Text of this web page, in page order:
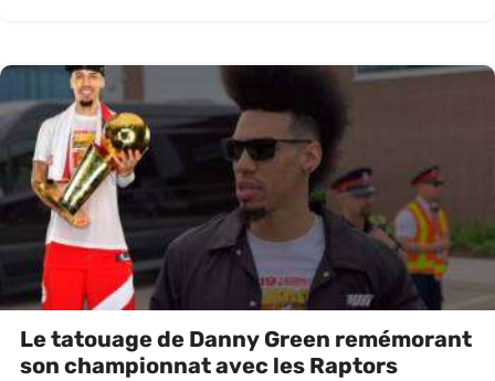
Le tatouage de Danny Green remémorant
son championnat avec les Raptors